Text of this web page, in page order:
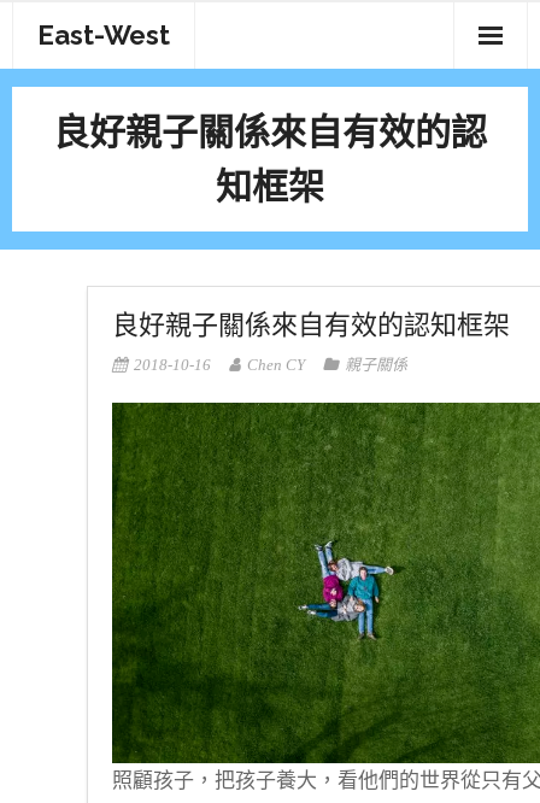
content
East-West
良好親子關係來自有效的認
知框架
良好親子關係來自有效的認知框架
2018-10-16 Chen CY 親子關係
照顧孩子，把孩子養大，看他們的世界從只有